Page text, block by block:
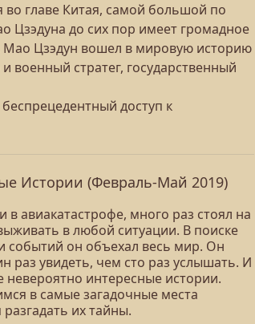
во главе Китая, самой большой по
Цзэдуна до сих пор имеет громадное
Мао Цзэдун вошел в мировую историю
военный стратег, государственный
доступ к
Истории (Февраль-Май 2019)
авиакатастрофе, много раз стоял на
в любой ситуации. В поиске
событий он объехал весь мир. Он
раз увидеть, чем сто раз услышать. И
невероятно интересные истории.
в самые загадочные места
их тайны.